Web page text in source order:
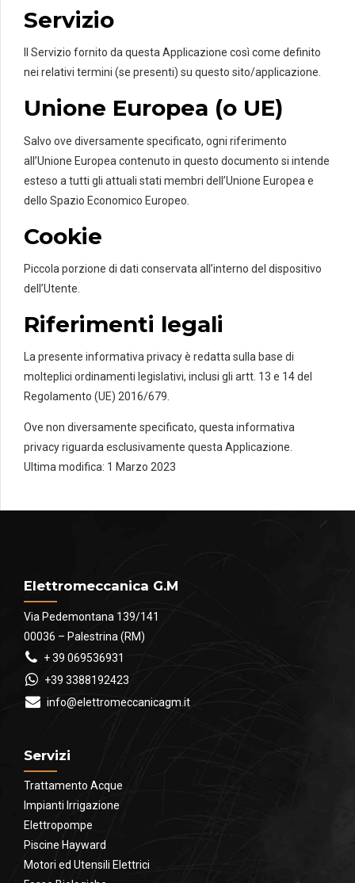
Servizio
Il Servizio fornito da questa Applicazione così come definito
nei relativi termini (se presenti) su questo sito/applicazione.
Unione Europea (o UE)
Salvo ove diversamente specificato, ogni riferimento
all’Unione Europea contenuto in questo documento si intende
esteso a tutti gli attuali stati membri dell’Unione Europea e
dello Spazio Economico Europeo.
Cookie
Piccola porzione di dati conservata all’interno del dispositivo
dell’Utente.
Riferimenti legali
La presente informativa privacy è redatta sulla base di
molteplici ordinamenti legislativi, inclusi gli artt. 13 e 14 del
Regolamento (UE) 2016/679.
Ove non diversamente specificato, questa informativa
privacy riguarda esclusivamente questa Applicazione.
Ultima modifica: 1 Marzo 2023
Elettromeccanica G.M
Via Pedemontana 139/141
00036 – Palestrina (RM)
+ 39 069536931
+39 3388192423
info@elettromeccanicagm.it
Servizi
Trattamento Acque
Impianti Irrigazione
Elettropompe
Piscine Hayward
Motori ed Utensili Elettrici